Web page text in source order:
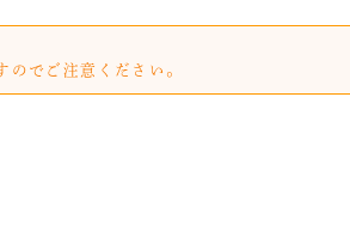
でご注意ください。